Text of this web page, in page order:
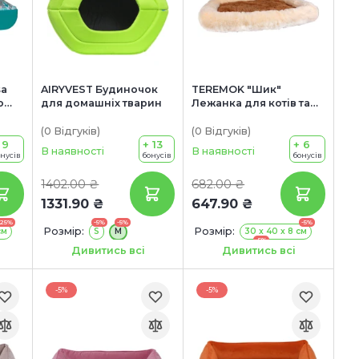
AIRYVEST Будиночок
для домашніх тварин
(0 Відгуків)
В наявності
1402.00 ₴
1331.90 ₴
+ 13
бонусів
Розмір:
-5%
S
-5%
М
Колір:
Блакитний
Салатовий
Дивитись всі
TEREMOK "Шик"
Лежанка для котів та
(0 Відгуків)
В наявності
682.00 ₴
647.90 ₴
+ 6
бонусів
Розмір:
-5%
30 x 40 x 8 см
-5%
36 x 48 x 8 см
-5%
70 x 52 x 8 см
Дивитись всі
-5% -5%